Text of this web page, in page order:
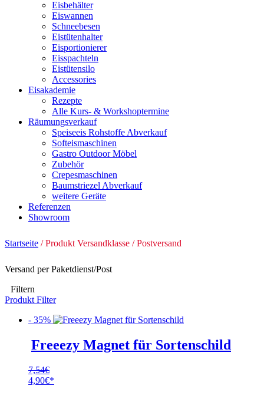
Eisbehälter
Eiswannen
Schneebesen
Eistütenhalter
Eisportionierer
Eisspachteln
Eistütensilo
Accessories
Eisakademie
Rezepte
Alle Kurs- & Workshoptermine
Räumungsverkauf
Speiseeis Rohstoffe Abverkauf
Softeismaschinen
Gastro Outdoor Möbel
Zubehör
Crepesmaschinen
Baumstriezel Abverkauf
weitere Geräte
Referenzen
Showroom
Startseite / Produkt Versandklasse / Postversand
Versand per Paketdienst/Post
Filtern
Produkt Filter
- 35%
Freeezy Magnet für Sortenschild
7,54€
Ursprünglicher
4,90€